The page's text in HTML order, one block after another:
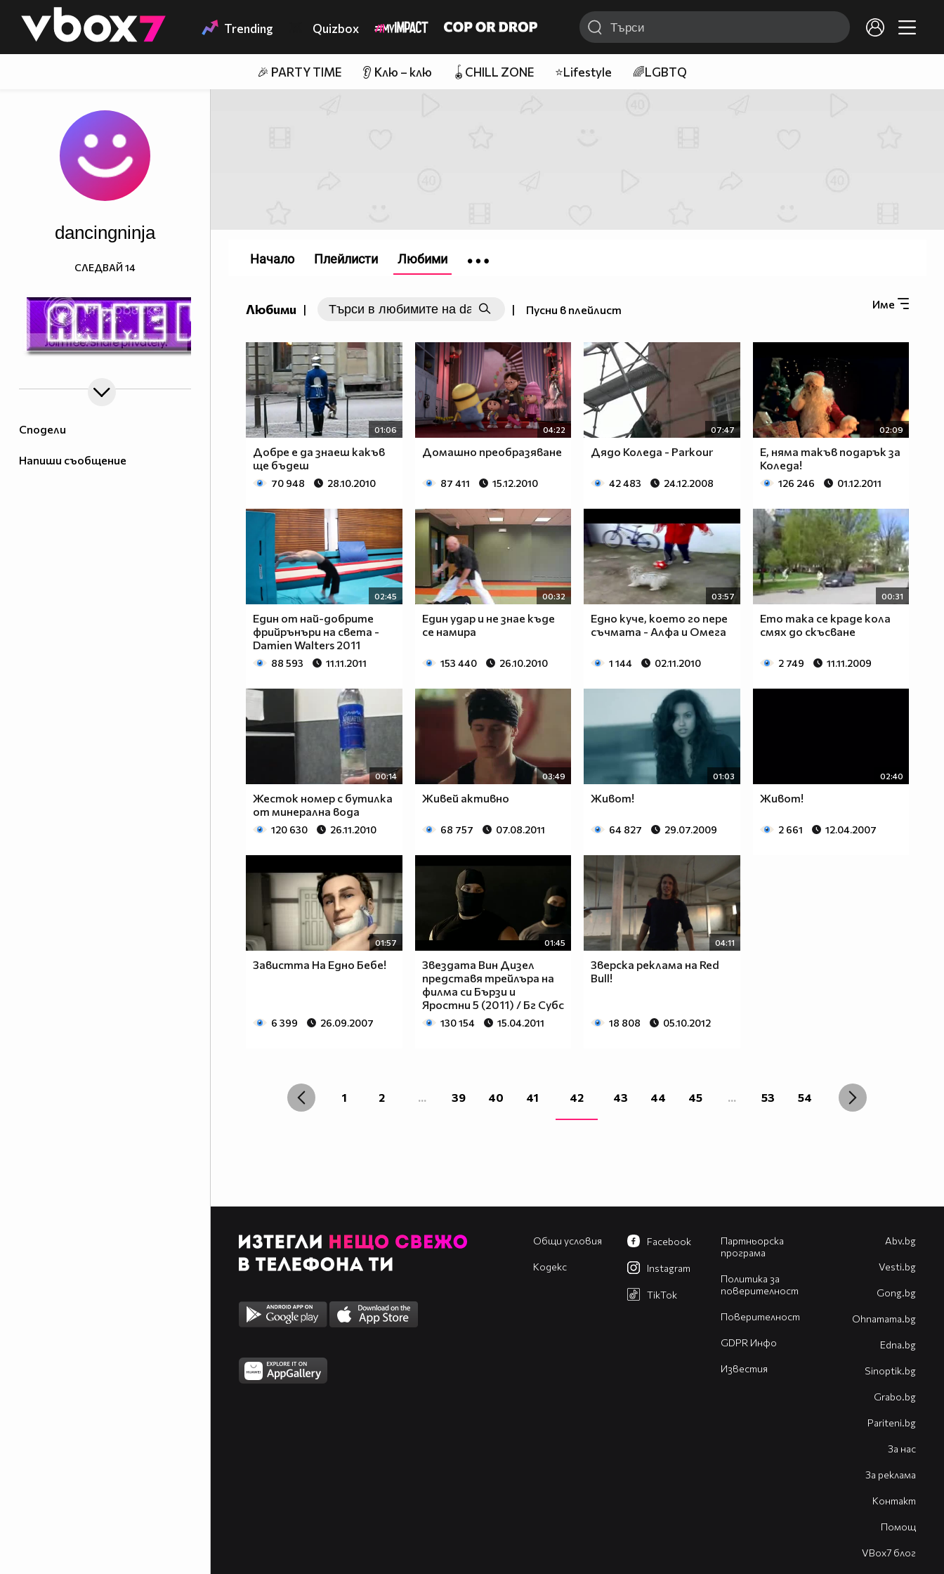
👾 Trending Quizbox
🎉 PARTY TIME 👂 Клю – клю 🪀CHILL ZONE ⭐Lifestyle 🌈LGBTQ
Сподели
Напиши съобщение
dancingninja
СЛЕДВАЙ 14
Любими | | Пусни в плейлист Име
01:06
Добре е да знаеш какъв
ще бъдеш
70 948 28.10.2010
04:22
Домашно преобразяване
87 411 15.12.2010
07:47
Дядо Коледа - Parkour
42 483 24.12.2008
02:09
Е, няма такъв подарък за
Коледа!
126 246 01.12.2011
02:45
Един от най-добрите
фрийрънъри на света -
Damien Walters 2011
88 593 11.11.2011
00:32
Един удар и не знае къде
се намира
153 440 26.10.2010
03:57
Едно куче, което го пере
съчмата - Алфа и Омега
1 144 02.11.2010
00:31
Ето така се краде кола
смях до скъсване
2 749 11.11.2009
00:14
Жесток номер с бутилка
от минерална вода
120 630 26.11.2010
03:49
Живей активно
68 757 07.08.2011
01:03
Живот!
64 827 29.07.2009
02:40
Живот!
2 661 12.04.2007
01:57
Завистта На Едно Бебе!
6 399 26.09.2007
01:45
Звездата Вин Дизел
представя трейлъра на
филма си Бързи и
Яростни 5 (2011) / Бг Субс
130 154 15.04.2011
04:11
Зверска реклама на Red
Bull!
18 808 05.10.2012
1 2 ... 39 40 41 42 43 44 45 ... 53 54
Начало Плейлисти Любими
Общи условия
Кодекс
Партньорска
програма
Политика за
поверителност
Поверителност
GDPR Инфо
Известия
Facebook
Instagram
TikTok
Abv.bg
Vesti.bg
Gong.bg
Оhnamama.bg
Edna.bg
Sinoptik.bg
Grabo.bg
Pariteni.bg
За нас
За реклама
Контакт
Помощ
VBox7 блог